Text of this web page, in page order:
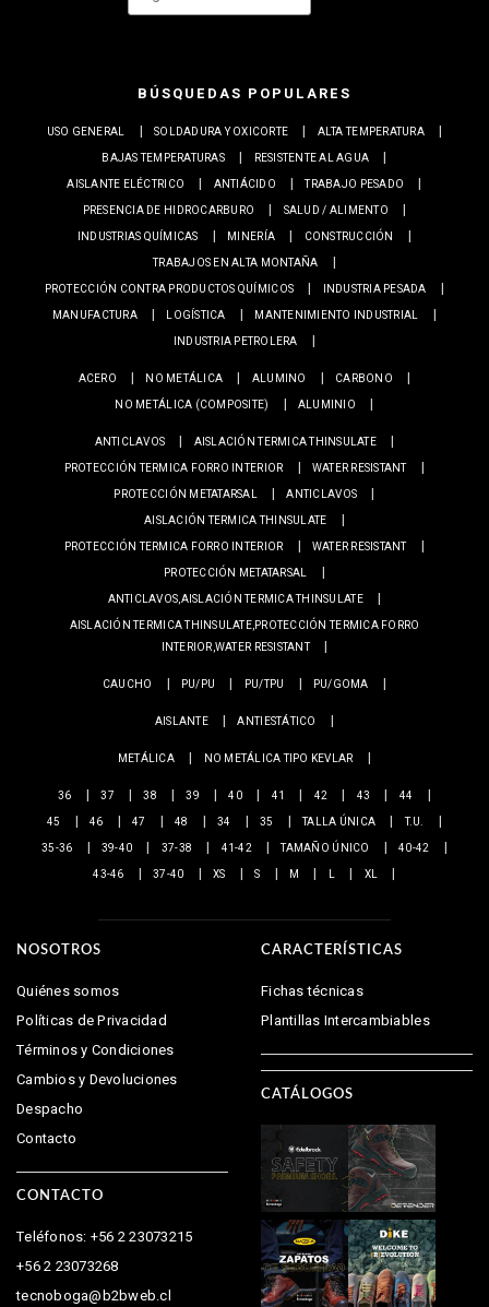
BÚSQUEDAS POPULARES
USO GENERAL SOLDADURA Y OXICORTE
ALTA TEMPERATURA
BAJAS TEMPERATURAS
RESISTENTE AL AGUA
AISLANTE ELÉCTRICO
ANTIÁCIDO
TRABAJO PESADO
PRESENCIA DE HIDROCARBURO
SALUD / ALIMENTO
INDUSTRIAS QUÍMICAS
MINERÍA
CONSTRUCCIÓN
TRABAJOS EN ALTA MONTAÑA
PROTECCIÓN CONTRA PRODUCTOS QUÍMICOS
INDUSTRIA PESADA
MANUFACTURA
LOGÍSTICA
MANTENIMIENTO INDUSTRIAL
INDUSTRIA PETROLERA
ACERO NO METÁLICA ALUMINO
CARBONO
NO METÁLICA (COMPOSITE)
ALUMINIO
ANTICLAVOS
AISLACIÓN TERMICA THINSULATE
PROTECCIÓN TERMICA FORRO INTERIOR
WATER RESISTANT
PROTECCIÓN METATARSAL
ANTICLAVOS
AISLACIÓN TERMICA THINSULATE
PROTECCIÓN TERMICA FORRO INTERIOR
WATER RESISTANT
PROTECCIÓN METATARSAL
ANTICLAVOS,AISLACIÓN TERMICA THINSULATE
AISLACIÓN TERMICA THINSULATE,PROTECCIÓN TERMICA FORRO
INTERIOR,WATER RESISTANT
CAUCHO PU/PU PU/TPU PU/GOMA
AISLANTE ANTIESTÁTICO
METÁLICA NO METÁLICA TIPO KEVLAR
36 37 38 39 40 41 42 43
44
45
46 47 48 34 35 TALLA ÚNICA
T.U.
35-36
39-40 37-38 41-42 TAMAÑO ÚNICO
40-42
43-46
37-40 XS S M L XL
NOSOTROS
Quiénes somos
Políticas de Privacidad
Términos y Condiciones
Cambios y Devoluciones
Despacho
Contacto
CONTACTO
Teléfonos: +56 2 23073215
+56 2 23073268
tecnoboga@b2bweb.cl
CARACTERÍSTICAS
Fichas técnicas
Plantillas Intercambiables
CATÁLOGOS